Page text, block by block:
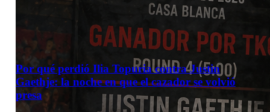
Por qué perdió Ilia Topuria contra Justin
Gaethje: la noche en que el cazador se volvió
presa